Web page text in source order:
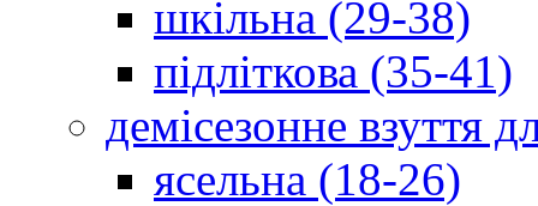
шкільна (29-38)
підліткова (35-41)
демісезонне взуття
ясельна (18-26)